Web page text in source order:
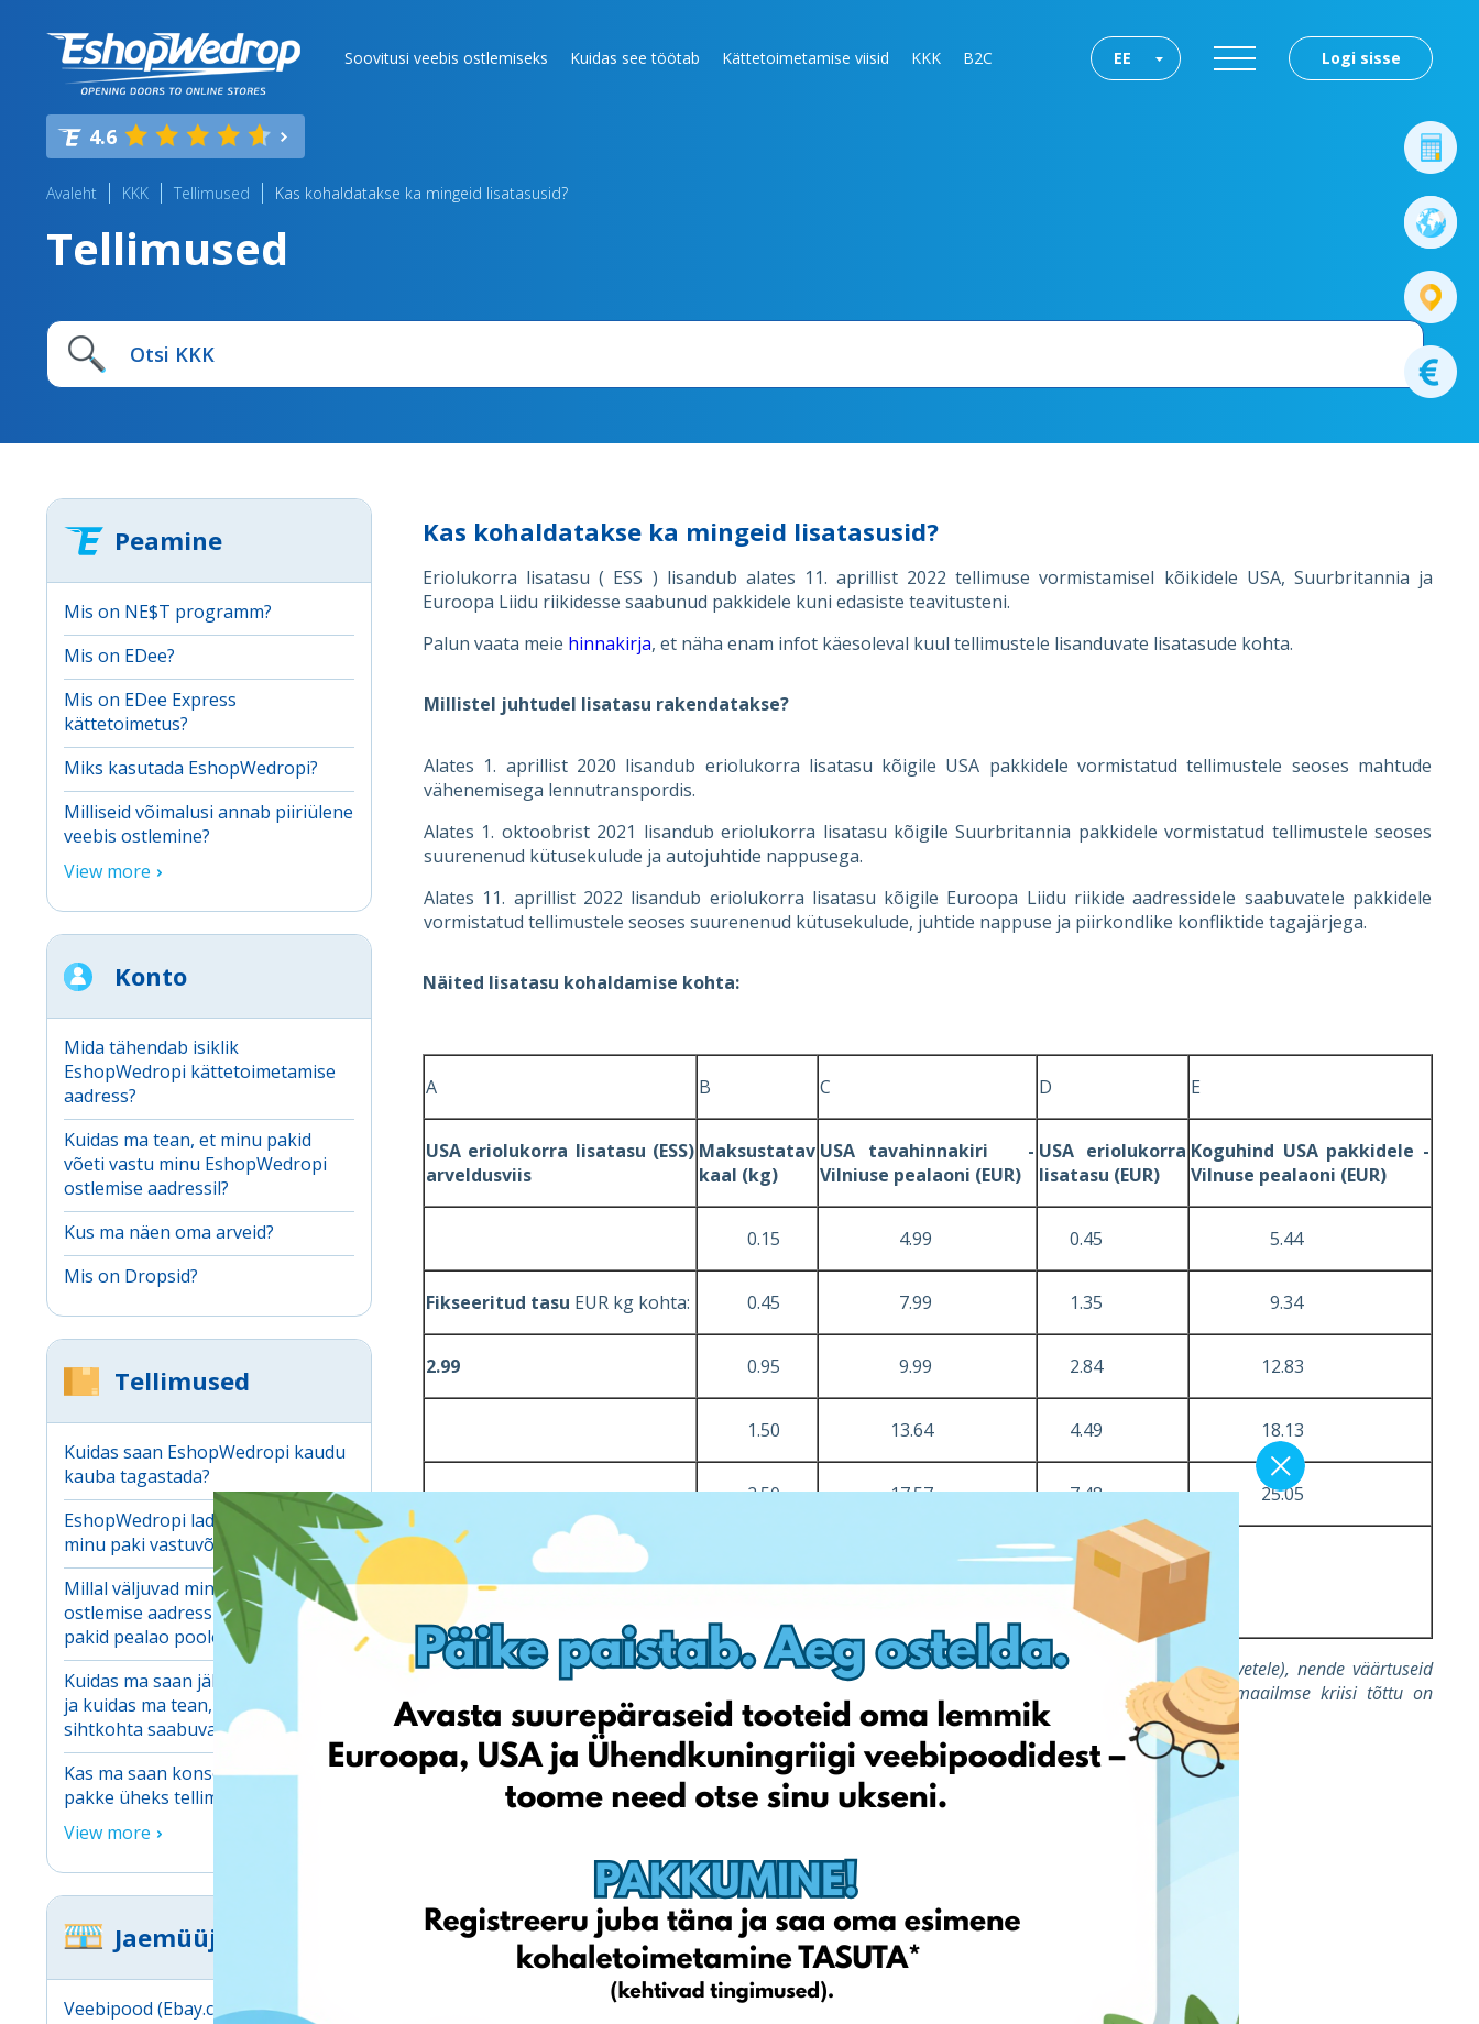
Soovitusi veebis ostlemiseks Kuidas see töötab Kättetoimetamise viisid KKK B2C Logi sisse
EE
4.6
Avaleht KKK Tellimused Kas kohaldatakse ka mingeid lisatasusid?
Tellimused
Kas kohaldatakse ka mingeid lisatasusid?
Eriolukorra lisatasu ( ESS ) lisandub alates 11. aprillist 2022 tellimuse vormistamisel kõikidele USA, Suurbritannia ja
Euroopa Liidu riikidesse saabunud pakkidele kuni edasiste teavitusteni.
Palun vaata meie hinnakirja, et näha enam infot käesoleval kuul tellimustele lisanduvate lisatasude kohta.
Millistel juhtudel lisatasu rakendatakse?
Alates 1. aprillist 2020 lisandub eriolukorra lisatasu kõigile USA pakkidele vormistatud tellimustele seoses mahtude
vähenemisega lennutranspordis.
Alates 1. oktoobrist 2021 lisandub eriolukorra lisatasu kõigile Suurbritannia pakkidele vormistatud tellimustele seoses
suurenenud kütusekulude ja autojuhtide nappusega.
Alates 11. aprillist 2022 lisandub eriolukorra lisatasu kõigile Euroopa Liidu riikide aadressidele saabuvatele pakkidele
vormistatud tellimustele seoses suurenenud kütusekulude, juhtide nappuse ja piirkondlike konfliktide tagajärjega.
Näited lisatasu kohaldamise kohta:
A B C D E
USA eriolukorra lisatasu (ESS)
arveldusviis
Maksustatav
kaal (kg)
USA tavahinnakiri -
Vilniuse pealaoni (EUR)
USA eriolukorra
lisatasu (EUR)
Koguhind USA pakkidele -
Vilnuse pealaoni (EUR)
0.15 4.99 0.45 5.44
Fikseeritud tasu EUR kg kohta: 0.45 7.99 1.35 9.34
2.99 0.95 9.99 2.84 12.83
1.50 13.64 4.49 18.13
2.50 17.57 7.48 25.05
Eriolukorra lisatasu ja
tavahinnakiri ei sisalda
käibemaksu
A x B C + D
Oluline on tähele panna, et lisatasud ei sisalda käibemaksu (mis lisandub ettevõtetele väljastatud arvetele), nende väärtuseid
iga kuu alguses ning lisatakse perioodidel, kus regionaalse või ülemaailmse kriisi tõttu on
erakordselt suured kulud.
Peamine
Mis on NE$T programm?
Mis on EDee?
Mis on EDee Express
kättetoimetus?
Miks kasutada EshopWedropi?
Milliseid võimalusi annab piiriülene
veebis ostlemine?
View more
Konto
Mida tähendab isiklik
EshopWedropi kättetoimetamise
aadress?
Kuidas ma tean, et minu pakid
võeti vastu minu EshopWedropi
ostlemise aadressil?
Kus ma näen oma arveid?
Mis on Dropsid?
Tellimused
Kuidas saan EshopWedropi kaudu
kauba tagastada?
EshopWedropi ladu on keeldunud
minu paki vastuvõtmisest. Miks?
Millal väljuvad minu isiklikule
ostlemise aadressile saabunud
pakid pealao poole?
Kuidas ma saan jälgida oma pakke
ja kuidas ma tean, millal need
sihtkohta saabuvad?
Kas ma saan konsolideerida enam
pakke üheks tellimuseks?
View more
Jaemüüjad
Veebipood (Ebay.co.uk,